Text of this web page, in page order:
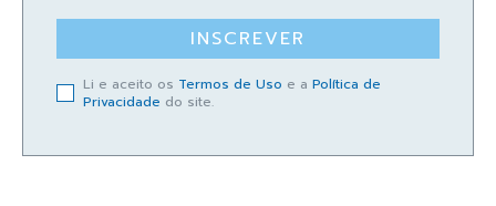
INSCREVER
Li e aceito os Termos de Uso e a Política de
Privacidade do site.